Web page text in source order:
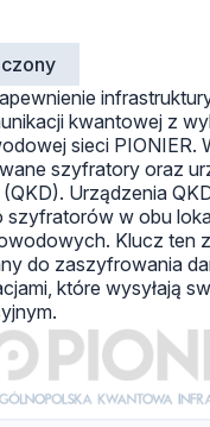
kwantowej z
sieci PIONIER.
szyfratory oraz
Urządzenia
w obu
Klucz ten
do zaszyfrowania
które wysyłają